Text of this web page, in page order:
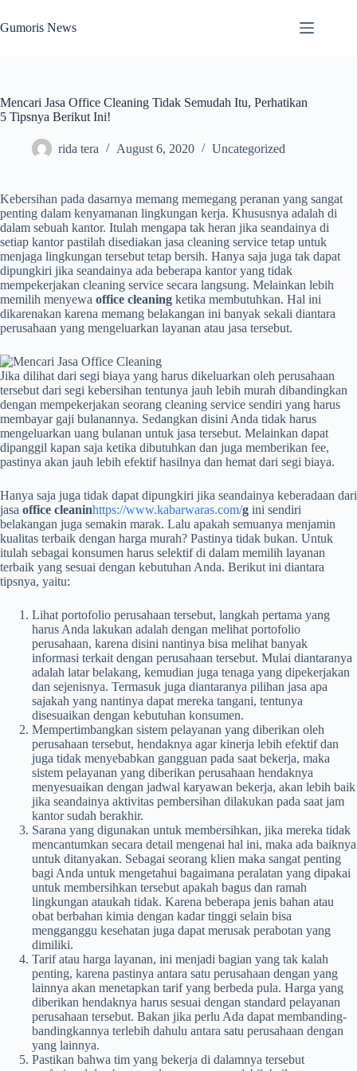
to
content
Gumoris News
Mencari Jasa Office Cleaning Tidak Semudah Itu, Perhatikan
5 Tipsnya Berikut Ini!
rida tera August 6, 2020 Uncategorized
Kebersihan pada dasarnya memang memegang peranan yang sangat
penting dalam kenyamanan lingkungan kerja. Khususnya adalah di
dalam sebuah kantor. Itulah mengapa tak heran jika seandainya di
setiap kantor pastilah disediakan jasa cleaning service tetap untuk
menjaga lingkungan tersebut tetap bersih. Hanya saja juga tak dapat
dipungkiri jika seandainya ada beberapa kantor yang tidak
mempekerjakan cleaning service secara langsung. Melainkan lebih
memilih menyewa office cleaning ketika membutuhkan. Hal ini
dikarenakan karena memang belakangan ini banyak sekali diantara
perusahaan yang mengeluarkan layanan atau jasa tersebut.
Jika dilihat dari segi biaya yang harus dikeluarkan oleh perusahaan
tersebut dari segi kebersihan tentunya jauh lebih murah dibandingkan
dengan mempekerjakan seorang cleaning service sendiri yang harus
membayar gaji bulanannya. Sedangkan disini Anda tidak harus
mengeluarkan uang bulanan untuk jasa tersebut. Melainkan dapat
dipanggil kapan saja ketika dibutuhkan dan juga memberikan fee,
pastinya akan jauh lebih efektif hasilnya dan hemat dari segi biaya.
Hanya saja juga tidak dapat dipungkiri jika seandainya keberadaan dari
jasa office cleaninhttps://www.kabarwaras.com/g ini sendiri
belakangan juga semakin marak. Lalu apakah semuanya menjamin
kualitas terbaik dengan harga murah? Pastinya tidak bukan. Untuk
itulah sebagai konsumen harus selektif di dalam memilih layanan
terbaik yang sesuai dengan kebutuhan Anda. Berikut ini diantara
tipsnya, yaitu:
Lihat portofolio perusahaan tersebut, langkah pertama yang
harus Anda lakukan adalah dengan melihat portofolio
perusahaan, karena disini nantinya bisa melihat banyak
informasi terkait dengan perusahaan tersebut. Mulai diantaranya
adalah latar belakang, kemudian juga tenaga yang dipekerjakan
dan sejenisnya. Termasuk juga diantaranya pilihan jasa apa
sajakah yang nantinya dapat mereka tangani, tentunya
disesuaikan dengan kebutuhan konsumen.
Mempertimbangkan sistem pelayanan yang diberikan oleh
perusahaan tersebut, hendaknya agar kinerja lebih efektif dan
juga tidak menyebabkan gangguan pada saat bekerja, maka
sistem pelayanan yang diberikan perusahaan hendaknya
menyesuaikan dengan jadwal karyawan bekerja, akan lebih baik
jika seandainya aktivitas pembersihan dilakukan pada saat jam
kantor sudah berakhir.
Sarana yang digunakan untuk membersihkan, jika mereka tidak
mencantumkan secara detail mengenai hal ini, maka ada baiknya
untuk ditanyakan. Sebagai seorang klien maka sangat penting
bagi Anda untuk mengetahui bagaimana peralatan yang dipakai
untuk membersihkan tersebut apakah bagus dan ramah
lingkungan ataukah tidak. Karena beberapa jenis bahan atau
obat berbahan kimia dengan kadar tinggi selain bisa
mengganggu kesehatan juga dapat merusak perabotan yang
dimiliki.
Tarif atau harga layanan, ini menjadi bagian yang tak kalah
penting, karena pastinya antara satu perusahaan dengan yang
lainnya akan menetapkan tarif yang berbeda pula. Harga yang
diberikan hendaknya harus sesuai dengan standard pelayanan
perusahaan tersebut. Bakan jika perlu Ada dapat membanding-
bandingkannya terlebih dahulu antara satu perusahaan dengan
yang lainnya.
Pastikan bahwa tim yang bekerja di dalamnya tersebut